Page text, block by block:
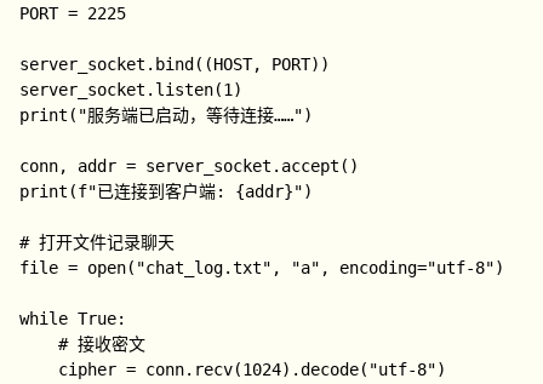
PORT = 2225
server_socket.bind((HOST, PORT))
server_socket.listen(1)
print("服务端已启动，等待连接……")
conn, addr = server_socket.accept()
print(f"已连接到客户端: {addr}")
# 打开文件记录聊天
file = open("chat_log.txt", "a", encoding="utf-8")
while True:
    # 接收密文
    cipher = conn.recv(1024).decode("utf-8")